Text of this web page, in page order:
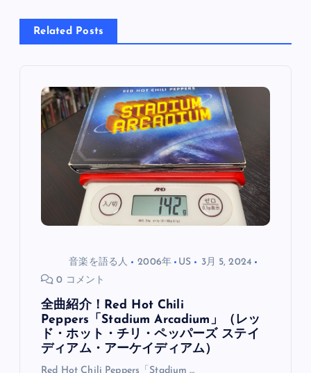
シRelated Posts
音楽を語る人 2006年 US
3月 5, 2024
0 コメント
全曲紹介！Red Hot Chili
Peppers「Stadium Arcadium」（レッ
ド・ホット・チリ・ペッパーズ ステイ
ディアム・アーケイディアム）
Red Hot Chili Peppers「Stadium …